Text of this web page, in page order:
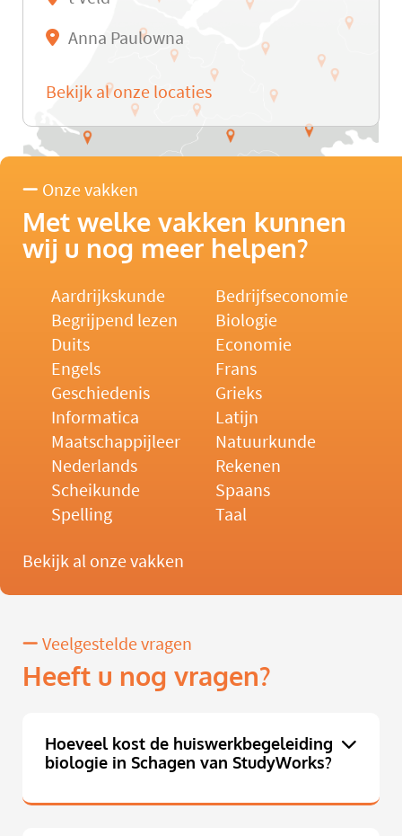
Anna Paulowna
Bekijk al onze locaties
Onze vakken
Met welke vakken kunnen
wij u nog meer helpen?
Aardrijkskunde
Bedrijfseconomie
Begrijpend lezen
Biologie
Duits
Economie
Engels
Frans
Geschiedenis
Grieks
Informatica
Latijn
Maatschappijleer
Natuurkunde
Nederlands
Rekenen
Scheikunde
Spaans
Spelling
Taal
Bekijk al onze vakken
Veelgestelde vragen
Heeft u nog vragen?
Hoeveel kost de huiswerkbegeleiding
biologie in Schagen van StudyWorks?